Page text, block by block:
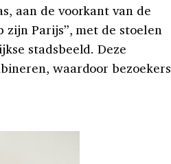
aan de voorkant van de
Parijs”, met de stoelen
stadsbeeld. Deze
waardoor bezoekers